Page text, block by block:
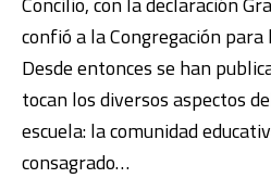
confió a la Congregación para
Desde entonces se han
tocan los diversos aspectos
escuela: la comunidad
consagrado…